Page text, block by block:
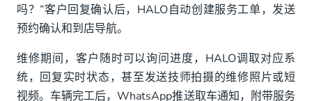
吗？”客户回复确认后，HALO自动创建服务工单，发送
预约确认和到店导航。
维修期间，客户随时可以询问进度，HALO调取对应系
统，回复实时状态，甚至发送技师拍摄的维修照片或短
视频。车辆完工后，WhatsApp推送取车通知，附带服务